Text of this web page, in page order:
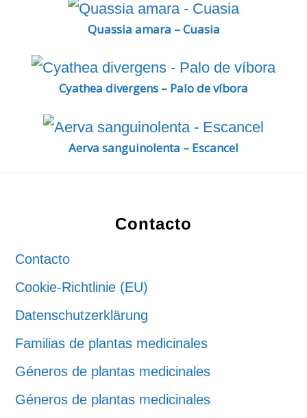
Quassia amara – Cuasia
Cyathea divergens – Palo de víbora
Aerva sanguinolenta – Escancel
Contacto
Contacto
Cookie-Richtlinie (EU)
Datenschutzerklärung
Familias de plantas medicinales
Géneros de plantas medicinales
Géneros de plantas medicinales